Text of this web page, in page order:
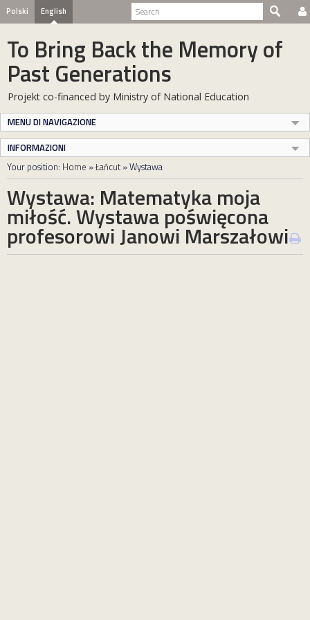
Polski English
To Bring Back the Memory of
Past Generations
Projekt co-financed by Ministry of National Education
MENU DI NAVIGAZIONE
INFORMAZIONI
Your position: Home »Łańcut»Wystawa
Wystawa: Matematyka moja
miłość. Wystawa poświęcona
profesorowi Janowi Marszałowi